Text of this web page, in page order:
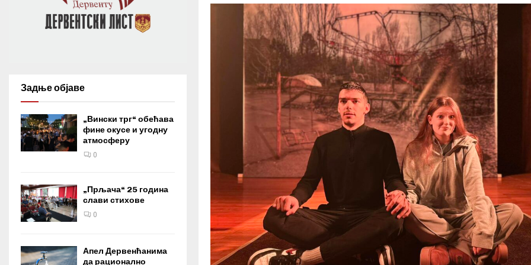
Задње објаве
„Вински трг“ обећава
фине окусе и угодну
атмосферу
0
„Прљача“ 25 година
слави стихове
0
Апел Дервенћанима
да рационално